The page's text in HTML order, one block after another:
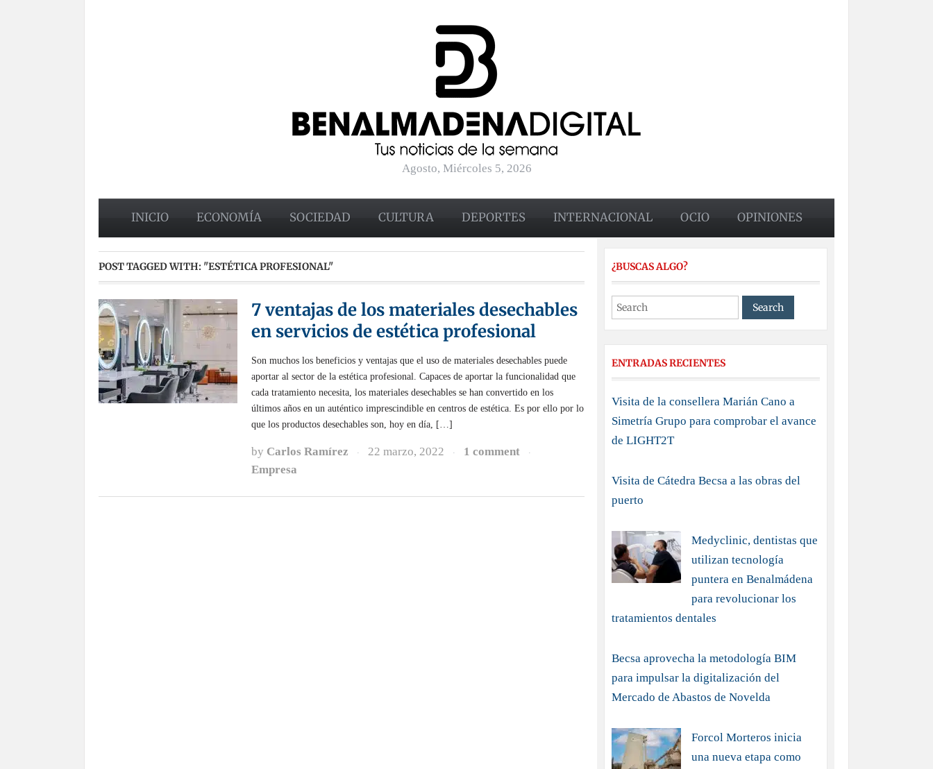
Agosto, Miércoles 5, 2026
INICIO ECONOMÍA SOCIEDAD CULTURA DEPORTES INTERNACIONAL OCIO OPINIONES
POST TAGGED WITH: "ESTÉTICA PROFESIONAL"
7 ventajas de los materiales desechables
en servicios de estética profesional
Son muchos los beneficios y ventajas que el uso de materiales desechables puede
aportar al sector de la estética profesional. Capaces de aportar la funcionalidad que
cada tratamiento necesita, los materiales desechables se han convertido en los
últimos años en un auténtico imprescindible en centros de estética. Es por ello por lo
que los productos desechables son, hoy en día, […]
by Carlos Ramírez · 22 marzo, 2022 · 1 comment ·
Empresa
¿BUSCAS ALGO?
ENTRADAS RECIENTES
Visita de la consellera Marián Cano a
Simetría Grupo para comprobar el avance
de LIGHT2T
Visita de Cátedra Becsa a las obras del
puerto
Medyclinic, dentistas que
utilizan tecnología
puntera en Benalmádena
para revolucionar los
tratamientos dentales
Becsa aprovecha la metodología BIM
para impulsar la digitalización del
Mercado de Abastos de Novelda
Forcol Morteros inicia
una nueva etapa como